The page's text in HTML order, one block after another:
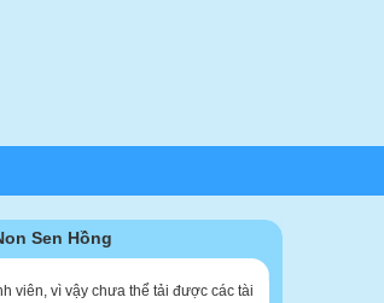
Sen Hồng
viên, vì vậy chưa thể tải được các tài